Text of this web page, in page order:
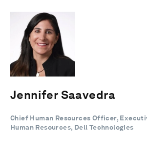
Jennifer Saavedra
Chief Human Resources Officer,
Human Resources, Dell Technologies